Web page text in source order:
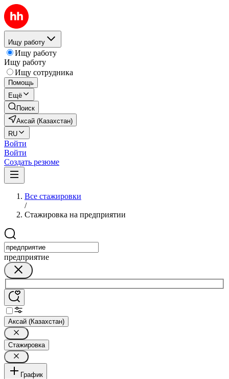
Ищу работу
Ищу работу
Ищу работу
Ищу сотрудника
Помощь
Ещё
Поиск
Аксай (Казахстан)
RU
Войти
Войти
Создать резюме
Все стажировки
/
Стажировка на предприятии
предприятие
Аксай (Казахстан)
Стажировка
График